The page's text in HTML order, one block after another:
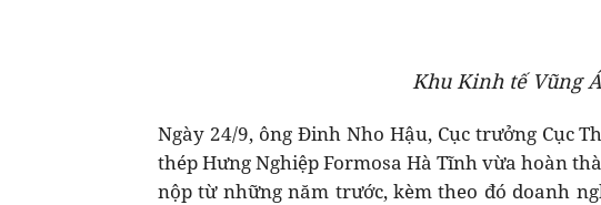
Khu Kinh tế Vũng
Ngày 24/9, ông Đinh Nho Hậu, Cục trưởng Cục
thép Hưng Nghiệp Formosa Hà Tĩnh vừa hoàn
nộp từ những năm trước, kèm theo đó doanh